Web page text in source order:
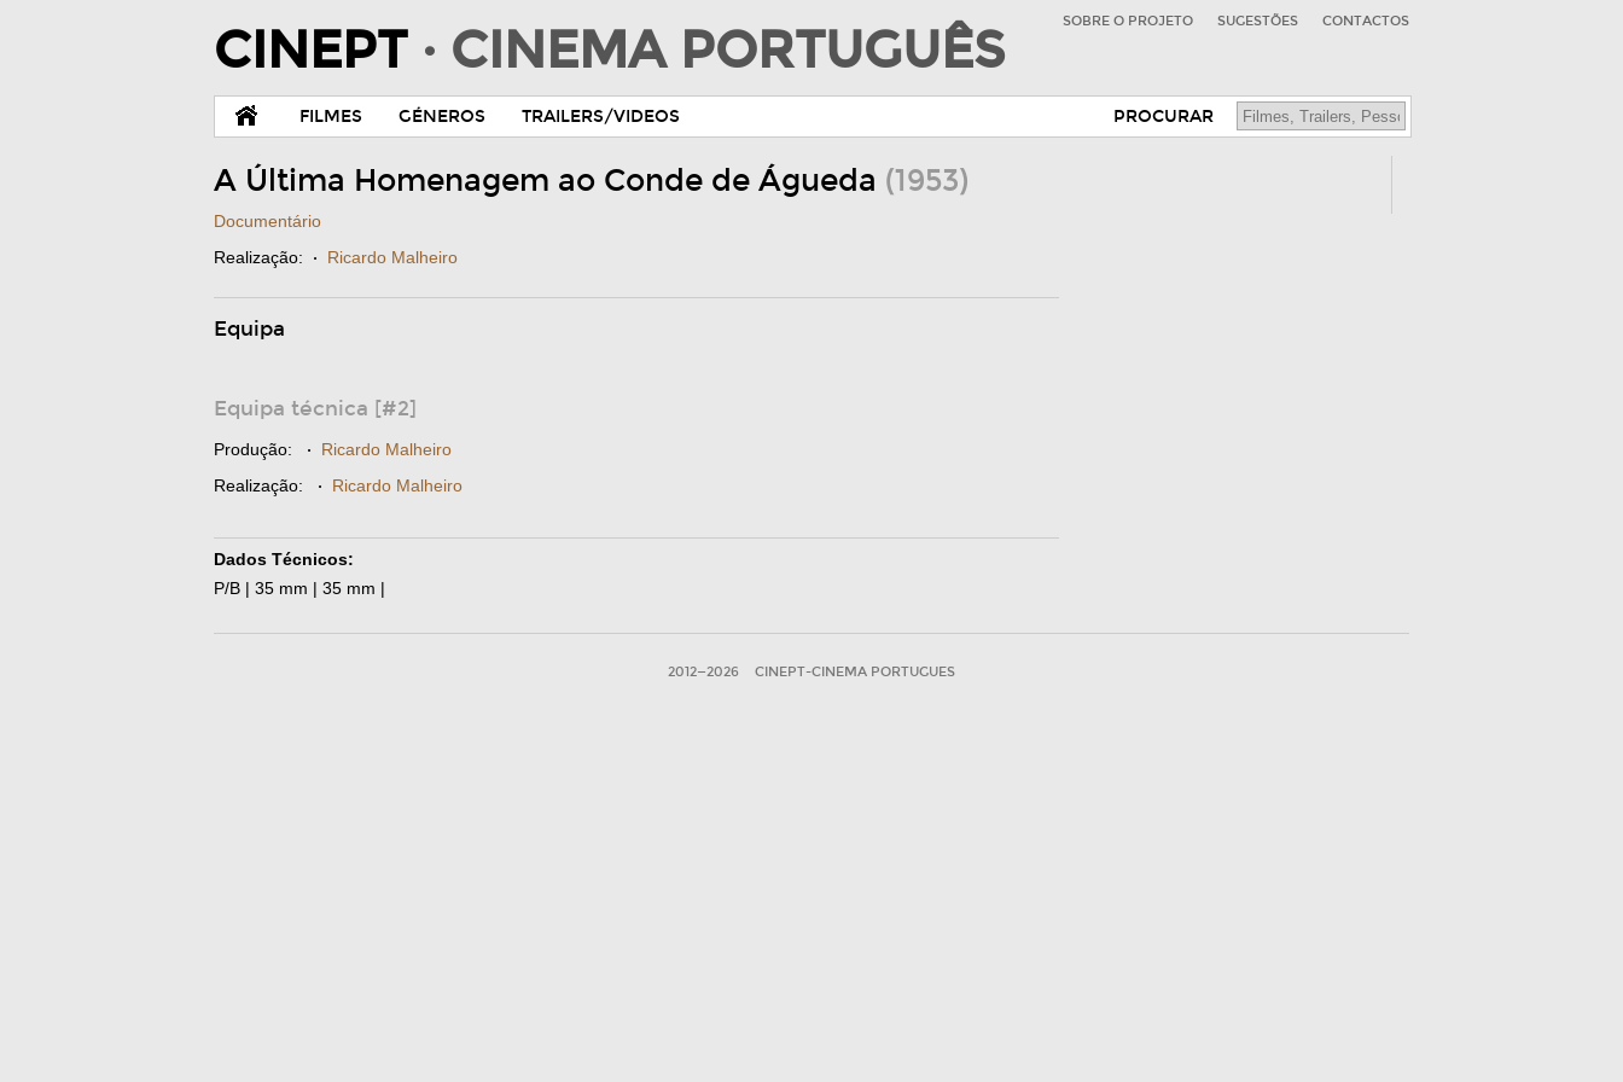
CINEPT · CINEMA PORTUGUÊS SOBRE O PROJETO SUGESTÕES CONTACTOS
FILMES GÉNEROS TRAILERS/VIDEOS PROCURAR
A Última Homenagem ao Conde de Águeda (1953)
Documentário
Realização: · Ricardo Malheiro
Equipa
Equipa técnica [#2]
Produção: · Ricardo Malheiro
Realização: · Ricardo Malheiro
Dados Técnicos:
P/B | 35 mm | 35 mm |
2012—2026 CINEPT-CINEMA PORTUGUES